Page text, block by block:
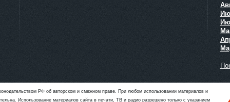
РФ об авторском и смежном праве. При любом использовании материалов и
Использование материалов сайта в печати, ТВ и радио разрешено только с указанием